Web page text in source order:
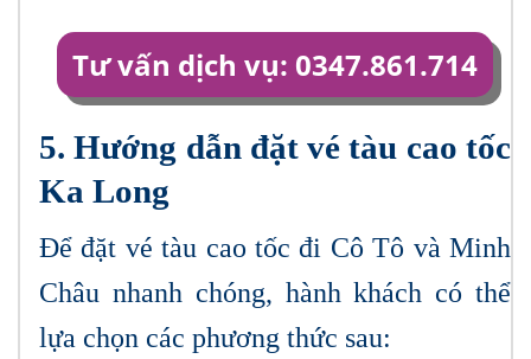
Tư vấn dịch vụ: 0347.861.714
5. Hướng dẫn đặt vé tàu cao tốc
Ka Long
Để đặt vé tàu cao tốc đi Cô Tô và Minh
Châu nhanh chóng, hành khách có thể
lựa chọn các phương thức sau: